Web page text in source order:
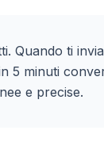
Quando ti
5 minuti
e precise.